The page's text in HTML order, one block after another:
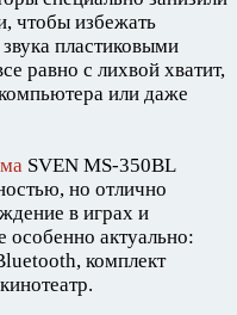
чтобы избежать
пластиковыми
равно с лихвой хватит,
или даже
SVEN MS-350BL
но отлично
в играх и
особенно актуально:
комплект